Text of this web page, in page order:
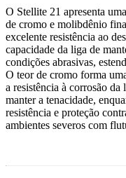
O Stellite 21 apresenta
de cromo e molibdênio
excelente resistência ao
capacidade da liga de
condições abrasivas,
O teor de cromo forma
a resistência à corrosão
manter a tenacidade,
resistência e proteção
ambientes severos com